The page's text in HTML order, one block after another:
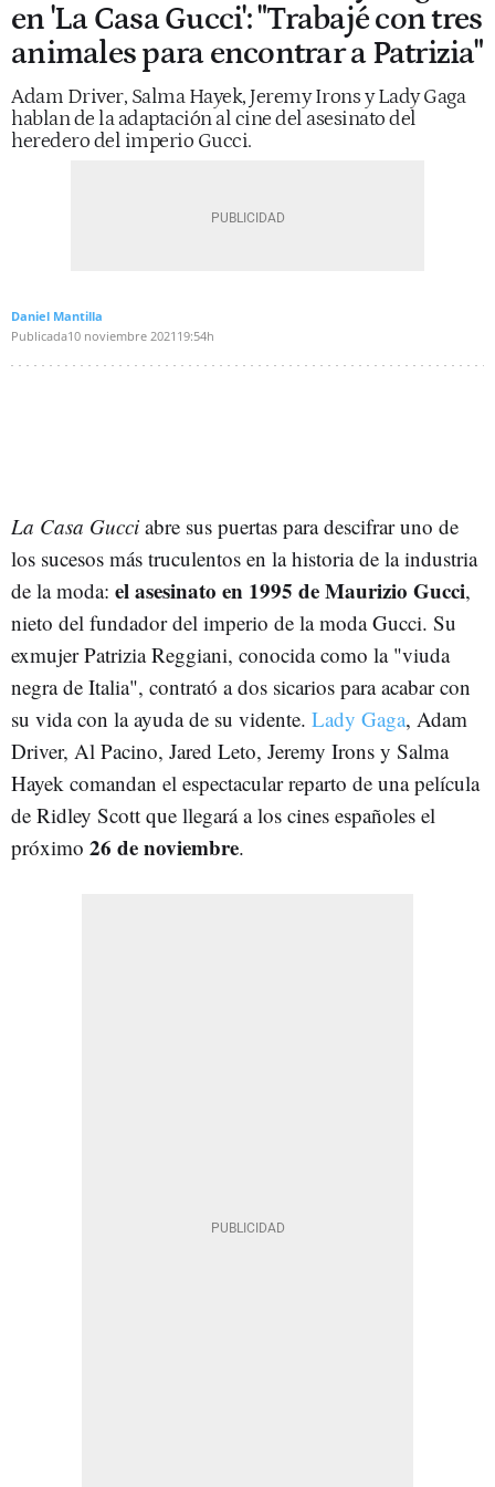
en 'La Casa Gucci': "Trabajé con tres
animales para encontrar a Patrizia"
Adam Driver, Salma Hayek, Jeremy Irons y Lady Gaga
hablan de la adaptación al cine del asesinato del
heredero del imperio Gucci.
Daniel Mantilla
Publicada10 noviembre 2021 19:54h
La Casa Gucci abre sus puertas para descifrar uno de
los sucesos más truculentos en la historia de la industria
de la moda: el asesinato en 1995 de Maurizio Gucci,
nieto del fundador del imperio de la moda Gucci. Su
exmujer Patrizia Reggiani, conocida como la "viuda
negra de Italia", contrató a dos sicarios para acabar con
su vida con la ayuda de su vidente. Lady Gaga, Adam
Driver, Al Pacino, Jared Leto, Jeremy Irons y Salma
Hayek comandan el espectacular reparto de una película
de Ridley Scott que llegará a los cines españoles el
próximo 26 de noviembre.